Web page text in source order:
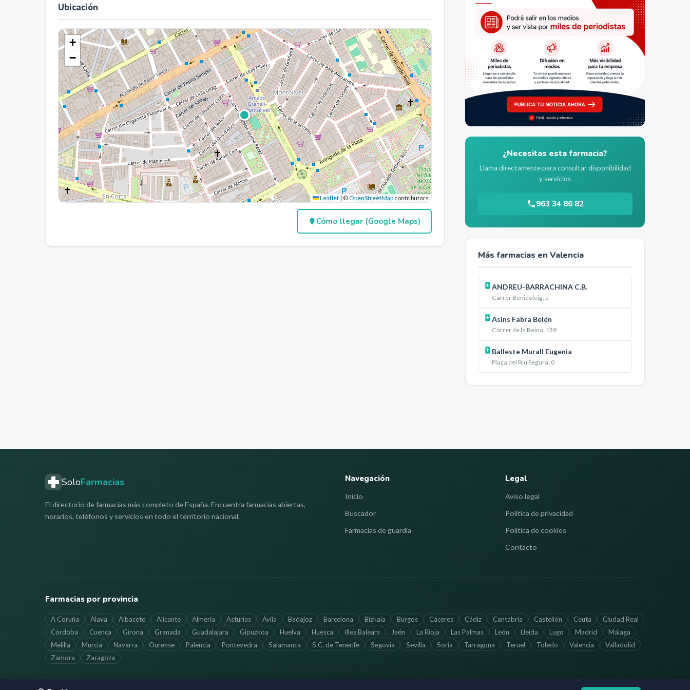
Ubicación
+
−
Leaflet | ©OpenStreetMap contributors
Cómo llegar (Google Maps)
¿Necesitas esta farmacia?
Llama directamente para consultar disponibilidad
y servicios
963 34 86 82
Más farmacias en Valencia
ANDREU-BARRACHINA C.B.
Carrer Benidoleig, 5
Asins Fabra Belén
Carrer de la Reina, 159
Balleste Murall Eugenia
Plaça del Riu Segura, 0
SoloFarmacias
El directorio de farmacias más completo de España. Encuentra farmacias abiertas,
horarios, teléfonos y servicios en todo el territorio nacional.
Navegación
Inicio
Buscador
Farmacias de guardia
Legal
Aviso legal
Política de privacidad
Política de cookies
Contacto
Farmacias por provincia
A Coruña Álava Albacete Alicante Almería Asturias Ávila Badajoz Barcelona Bizkaia Burgos Cáceres Cádiz Cantabria Castellón Ceuta
Ciudad Real
Córdoba
Cuenca Girona Granada Guadalajara Gipuzkoa Huelva Huesca Illes Balears Jaén La Rioja Las Palmas León Lleida Lugo Madrid
Málaga
Melilla
Murcia Navarra Ourense Palencia Pontevedra Salamanca S.C. de Tenerife Segovia Sevilla Soria Tarragona Teruel Toledo Valencia
Valladolid
Zamora
Zaragoza